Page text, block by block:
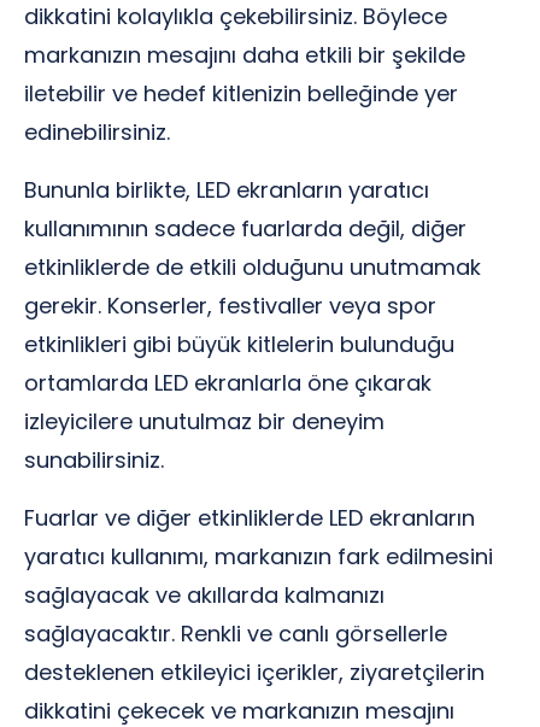
dikkatini kolaylıkla çekebilirsiniz. Böylece
markanızın mesajını daha etkili bir şekilde
iletebilir ve hedef kitlenizin belleğinde yer
edinebilirsiniz.
Bununla birlikte, LED ekranların yaratıcı
kullanımının sadece fuarlarda değil, diğer
etkinliklerde de etkili olduğunu unutmamak
gerekir. Konserler, festivaller veya spor
etkinlikleri gibi büyük kitlelerin bulunduğu
ortamlarda LED ekranlarla öne çıkarak
izleyicilere unutulmaz bir deneyim
sunabilirsiniz.
Fuarlar ve diğer etkinliklerde LED ekranların
yaratıcı kullanımı, markanızın fark edilmesini
sağlayacak ve akıllarda kalmanızı
sağlayacaktır. Renkli ve canlı görsellerle
desteklenen etkileyici içerikler, ziyaretçilerin
dikkatini çekecek ve markanızın mesajını